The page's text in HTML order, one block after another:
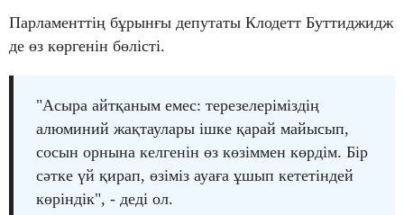
Парламенттің бұрынғы депутаты Клодетт Буттиджидж
де өз көргенін бөлісті.
"Асыра айтқаным емес: терезелеріміздің
алюминий жақтаулары ішке қарай майысып,
сосын орнына келгенін өз көзіммен көрдім. Бір
сәтке үй қирап, өзіміз ауаға ұшып кететіндей
көріндік", - деді ол.